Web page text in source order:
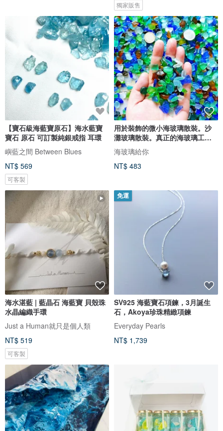
獨家販售
【寶石級海藍寶原石】海水藍寶
寶石 原石 可訂製純銀戒指 耳環
嶼藍之間 Between Blues
NT$ 569
可客製
用於裝飾的微小海玻璃散裝。沙
灘玻璃散裝。真正的海玻璃工藝
品質
海玻璃給你
NT$ 483
海水湛藍 | 藍晶石 海藍寶 貝殼珠
水晶編織手環
Just a Human就只是個人類
NT$ 519
可客製
免運
SV925 海藍寶石項鍊，3月誕生
石，Akoya珍珠精緻項鍊
Everyday Pearls
NT$ 1,739